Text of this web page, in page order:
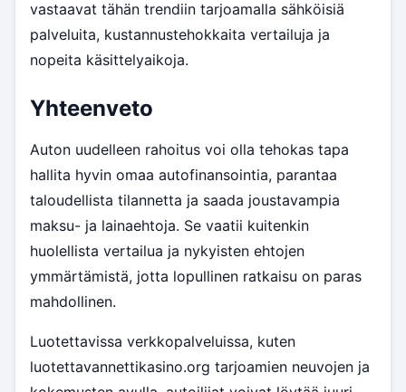
vastaavat tähän trendiin tarjoamalla sähköisiä
palveluita, kustannustehokkaita vertailuja ja
nopeita käsittelyaikoja.
Yhteenveto
Auton uudelleen rahoitus voi olla tehokas tapa
hallita hyvin omaa autofinansointia, parantaa
taloudellista tilannetta ja saada joustavampia
maksu- ja lainaehtoja. Se vaatii kuitenkin
huolellista vertailua ja nykyisten ehtojen
ymmärtämistä, jotta lopullinen ratkaisu on paras
mahdollinen.
Luotettavissa verkkopalveluissa, kuten
luotettavannettikasino.org tarjoamien neuvojen ja